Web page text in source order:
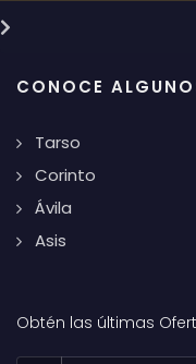
CONOCE
Tarso
Corinto
Ávila
Asis
Obtén las últimas